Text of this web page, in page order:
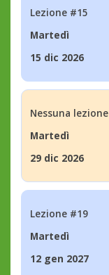
Lezione #15
Martedì
15 dic 2026
Nessuna lezione
Martedì
29 dic 2026
Lezione #19
Martedì
12 gen 2027